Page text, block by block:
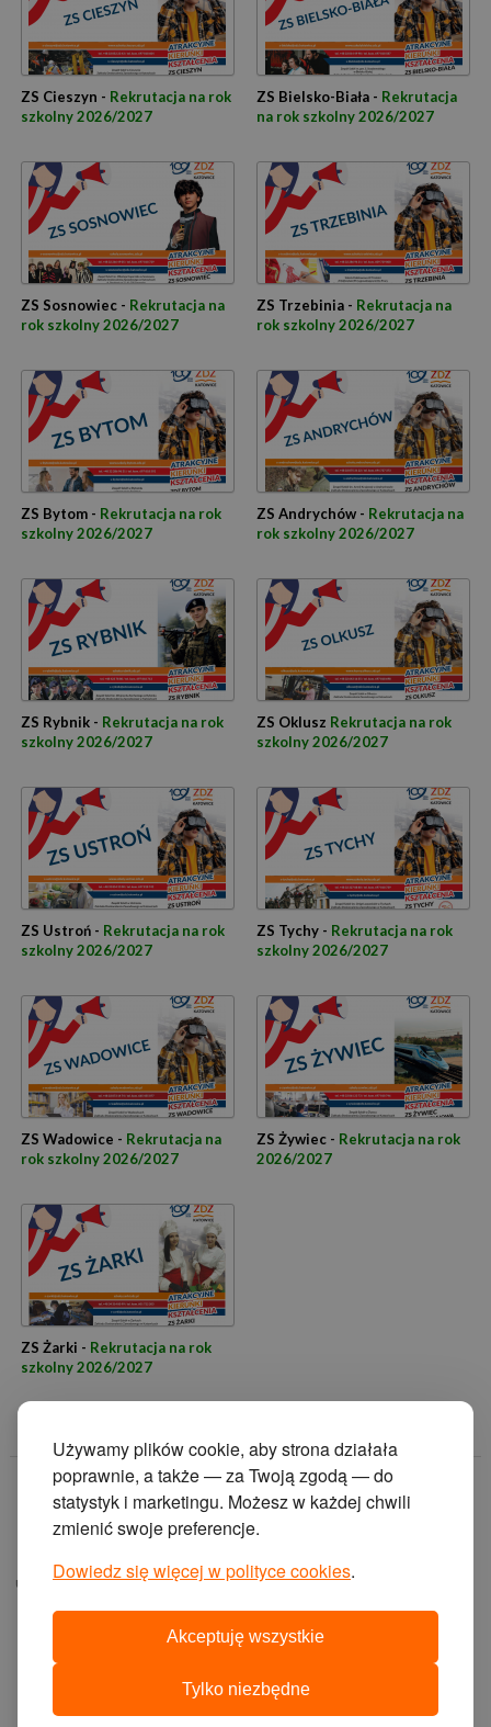
Używamy plików cookie, aby strona działała
poprawnie, a także — za Twoją zgodą — do
statystyk i marketingu. Możesz w każdej chwili
zmienić swoje preferencje.
Dowiedz się więcej w polityce cookies.
Akceptuję wszystkie
Tylko niezbędne
ZS Cieszyn - Rekrutacja na rok
szkolny 2026/2027
ZS Bielsko-Biała - Rekrutacja
na rok szkolny 2026/2027
ZS Sosnowiec - Rekrutacja na
rok szkolny 2026/2027
ZS Trzebinia - Rekrutacja na
rok szkolny 2026/2027
ZS Bytom - Rekrutacja na rok
szkolny 2026/2027
ZS Andrychów - Rekrutacja na
rok szkolny 2026/2027
ZS Rybnik - Rekrutacja na rok
szkolny 2026/2027
ZS Oklusz Rekrutacja na rok
szkolny 2026/2027
ZS Ustroń - Rekrutacja na rok
szkolny 2026/2027
ZS Tychy - Rekrutacja na rok
szkolny 2026/2027
ZS Wadowice - Rekrutacja na
rok szkolny 2026/2027
ZS Żywiec - Rekrutacja na rok
2026/2027
ZS Żarki - Rekrutacja na rok
szkolny 2026/2027
© 2014 Zakład
Doskonalenia
Zawodowego w
ul. Krasińskiego 2, 40-
projekt i wykonanie:
cyberstudio